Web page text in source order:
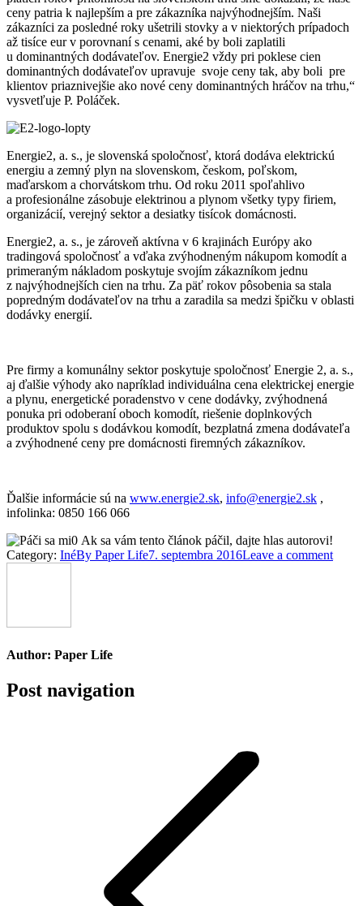
ceny patria k najlepším a pre zákazníka najvýhodnejším. Naši
zákazníci za posledné roky ušetrili stovky a v niektorých prípadoch
až tisíce eur v porovnaní s cenami, aké by boli zaplatili
u dominantných dodávateľov. Energie2 vždy pri poklese cien
dominantných dodávateľov upravuje svoje ceny tak, aby boli pre
klientov priaznivejšie ako nové ceny dominantných hráčov na trhu,“
vysvetľuje P. Poláček.
Energie2, a. s., je slovenská spoločnosť, ktorá dodáva elektrickú
energiu a zemný plyn na slovenskom, českom, poľskom,
maďarskom a chorvátskom trhu. Od roku 2011 spoľahlivo
a profesionálne zásobuje elektrinou a plynom všetky typy firiem,
organizácií, verejný sektor a desiatky tisícok domácnosti.
Energie2, a. s., je zároveň aktívna v 6 krajinách Európy ako
tradingová spoločnosť a vďaka zvýhodneným nákupom komodít a
primeraným nákladom poskytuje svojím zákazníkom jednu
z najvýhodnejších cien na trhu. Za päť rokov pôsobenia sa stala
popredným dodávateľov na trhu a zaradila sa medzi špičku v oblasti
dodávky energií.
Pre firmy a komunálny sektor poskytuje spoločnosť Energie 2, a. s.,
aj ďalšie výhody ako napríklad individuálna cena elektrickej energie
a plynu, energetické poradenstvo v cene dodávky, zvýhodnená
ponuka pri odoberaní oboch komodít, riešenie doplnkových
produktov spolu s dodávkou komodít, bezplatná zmena dodávateľa
a zvýhodnené ceny pre domácnosti firemných zákazníkov.
Ďalšie informácie sú na www.energie2.sk, info@energie2.sk ,
infolinka: 0850 166 066
0 Ak sa vám tento článok páčil, dajte hlas autorovi!
Category: InéBy Paper Life7. septembra 2016Leave a comment
Author: Paper Life
Post navigation